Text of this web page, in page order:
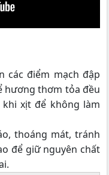
các điểm mạch đập
hương thơm tỏa đều
xịt để không làm
thoáng mát, tránh
để giữ nguyên chất